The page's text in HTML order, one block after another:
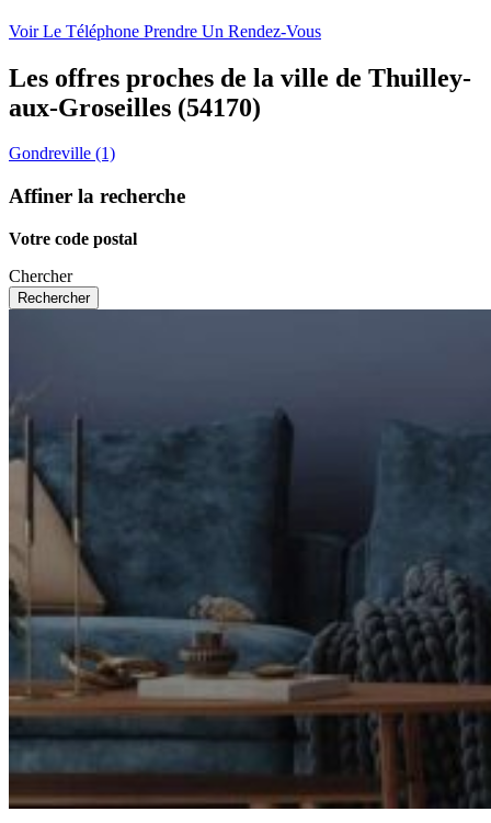
Voir Le Téléphone Prendre Un Rendez-Vous
Les offres proches de la ville de Thuilley-
aux-Groseilles (54170)
Gondreville (1)
Affiner la recherche
Votre code postal
Chercher